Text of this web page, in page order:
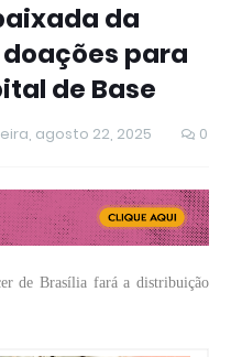
da
para
de Base
agosto 22, 2025 0
de Brasília fará a distribuição